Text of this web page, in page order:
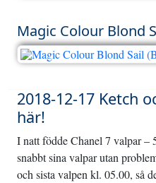
Magic Colour Blond
2018-12-17 Ketch
här!
I natt födde Chanel 7 valpar –
snabbt sina valpar utan
och sista valpen kl. 05.00, så